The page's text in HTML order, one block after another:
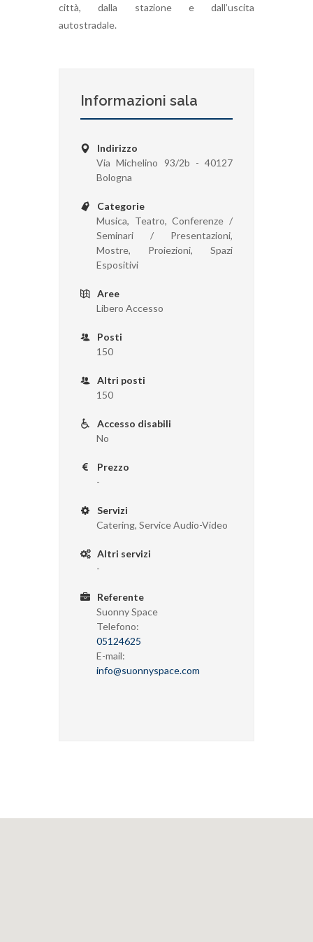
città, dalla stazione e dall’uscita
autostradale.
Informazioni sala
Indirizzo
Via Michelino 93/2b - 40127
Bologna
Categorie
Musica, Teatro, Conferenze /
Seminari / Presentazioni,
Mostre, Proiezioni, Spazi
Espositivi
Aree
Libero Accesso
Posti
150
Altri posti
150
Accesso disabili
No
Prezzo
-
Servizi
Catering, Service Audio-Video
Altri servizi
-
Referente
Suonny Space
Telefono:
05124625
E-mail:
info@suonnyspace.com